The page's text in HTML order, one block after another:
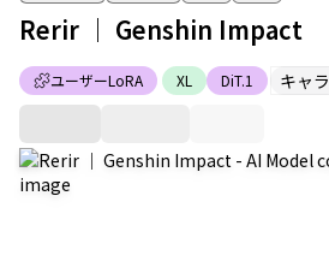
ユーザーLoRA XL DiT.1 キャラ
Rerir ｜ Genshin Impact